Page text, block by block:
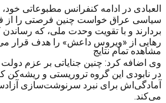
مشاهده تمام نتایج
العبادی در ادامه کنفرانس مطبوعاتی
سیاسی عراق خواست چنین فرصتی را از
بردارند و با تقویت وحدت ملی، که
رهایی از «ویروس داعش» را هدف قرار
وی اضافه کرد: چنین جنایاتی بر عزم
در نابودی این گروه تروریستی و ریشه‌کن
آمادگی‌اش برای نبرد سرنوشت‌سازی
می‌کند.